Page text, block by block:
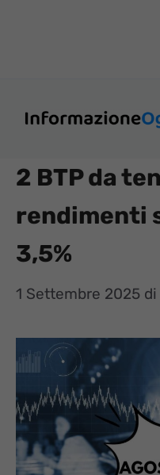
2 BTP da
rendimenti
3,5%
1 Settembre 2025 di